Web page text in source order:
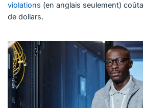
violations (en anglais seulement)
de dollars.